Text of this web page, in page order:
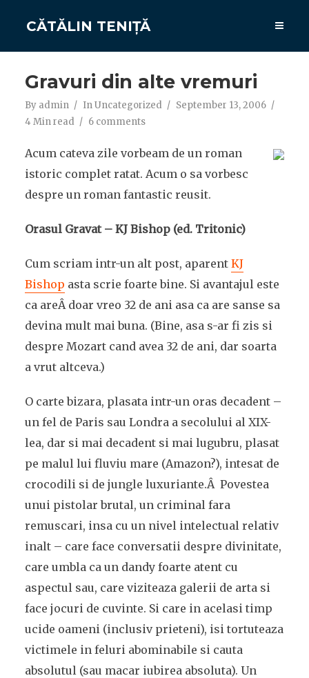
CĂTĂLIN TENIȚĂ
Gravuri din alte vremuri
By admin InUncategorized
September 13, 2006
4 Min read
6 comments
Acum cateva zile vorbeam de un roman
istoric complet ratat. Acum o sa vorbesc
despre un roman fantastic reusit.
Orasul Gravat – KJ Bishop (ed. Tritonic)
Cum scriam intr-un alt post, aparent KJ
Bishop asta scrie foarte bine. Si avantajul este
ca areÂ doar vreo 32 de ani asa ca are sanse sa
devina mult mai buna. (Bine, asa s-ar fi zis si
despre Mozart cand avea 32 de ani, dar soarta
a vrut altceva.)
O carte bizara, plasata intr-un oras decadent –
un fel de Paris sau Londra a secolului al XIX-
lea, dar si mai decadent si mai lugubru, plasat
pe malul lui fluviu mare (Amazon?), intesat de
crocodili si de jungle luxuriante.Â Povestea
unui pistolar brutal, un criminal fara
remuscari, insa cu un nivel intelectual relativ
inalt – care face conversatii despre divinitate,
care umbla ca un dandy foarte atent cu
aspectul sau, care viziteaza galerii de arta si
face jocuri de cuvinte. Si care in acelasi timp
ucide oameni (inclusiv prieteni), isi tortuteaza
victimele in feluri abominabile si cauta
absolutul (sau macar iubirea absoluta). Un